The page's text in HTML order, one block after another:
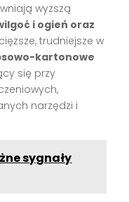
wyższą
i ogień oraz
trudniejsze w
kartonowe
się przy
narzędzi i
sygnały